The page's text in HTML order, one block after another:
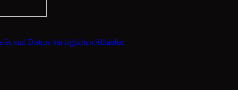
und Bistros bei täglichen Abläufen